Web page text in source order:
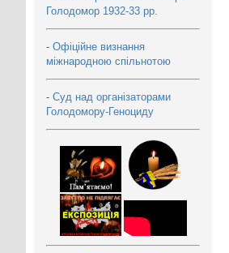
Голодомор 1932-33 рр.
- Офіційне визнання
міжнародною спільнотою
- Суд над організаторами
Голодомору-Геноциду